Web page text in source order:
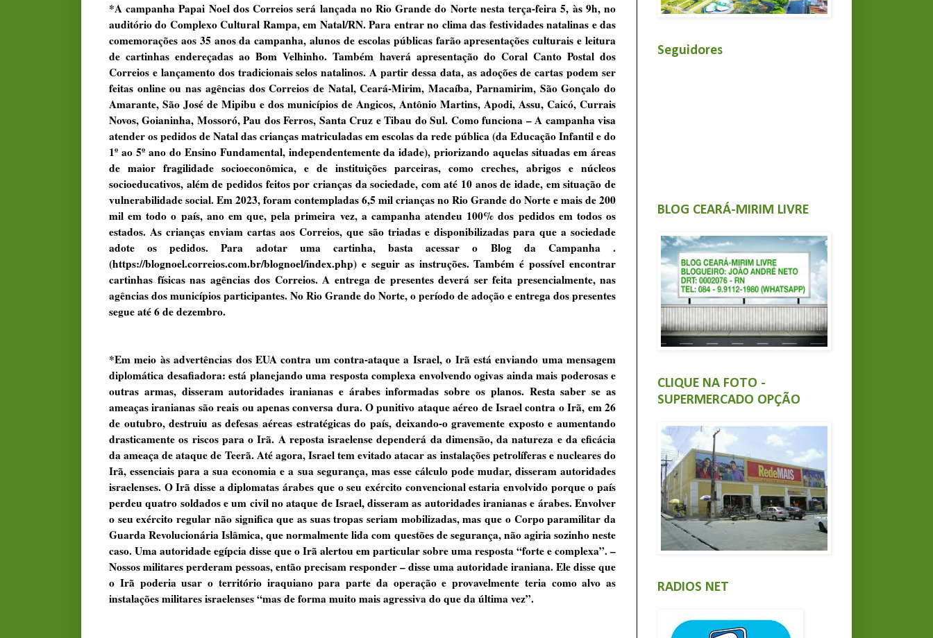
*A campanha Papai Noel dos Correios será lançada no Rio Grande do Norte nesta terça-feira 5, às 9h, no
auditório do Complexo Cultural Rampa, em Natal/RN. Para entrar no clima das festividades natalinas e das
comemorações aos 35 anos da campanha, alunos de escolas públicas farão apresentações culturais e leitura
de cartinhas endereçadas ao Bom Velhinho. Também haverá apresentação do Coral Canto Postal dos
Correios e lançamento dos tradicionais selos natalinos. A partir dessa data, as adoções de cartas podem ser
feitas online ou nas agências dos Correios de Natal, Ceará-Mirim, Macaíba, Parnamirim, São Gonçalo do
Amarante, São José de Mipibu e dos municípios de Angicos, Antônio Martins, Apodi, Assu, Caicó, Currais
Novos, Goianinha, Mossoró, Pau dos Ferros, Santa Cruz e Tibau do Sul. Como funciona – A campanha visa
atender os pedidos de Natal das crianças matriculadas em escolas da rede pública (da Educação Infantil e do
1º ao 5º ano do Ensino Fundamental, independentemente da idade), priorizando aquelas situadas em áreas
de maior fragilidade socioeconômica, e de instituições parceiras, como creches, abrigos e núcleos
socioeducativos, além de pedidos feitos por crianças da sociedade, com até 10 anos de idade, em situação de
vulnerabilidade social. Em 2023, foram contempladas 6,5 mil crianças no Rio Grande do Norte e mais de 200
mil em todo o país, ano em que, pela primeira vez, a campanha atendeu 100% dos pedidos em todos os
estados. As crianças enviam cartas aos Correios, que são triadas e disponibilizadas para que a sociedade
adote os pedidos. Para adotar uma cartinha, basta acessar o Blog da Campanha .
(https://blognoel.correios.com.br/blognoel/index.php) e seguir as instruções. Também é possível encontrar
cartinhas físicas nas agências dos Correios. A entrega de presentes deverá ser feita presencialmente, nas
agências dos municípios participantes. No Rio Grande do Norte, o período de adoção e entrega dos presentes
segue até 6 de dezembro.
*Em meio às advertências dos EUA contra um contra-ataque a Israel, o Irã está enviando uma mensagem
diplomática desafiadora: está planejando uma resposta complexa envolvendo ogivas ainda mais poderosas e
outras armas, disseram autoridades iranianas e árabes informadas sobre os planos. Resta saber se as
ameaças iranianas são reais ou apenas conversa dura. O punitivo ataque aéreo de Israel contra o Irã, em 26
de outubro, destruiu as defesas aéreas estratégicas do país, deixando-o gravemente exposto e aumentando
drasticamente os riscos para o Irã. A reposta israelense dependerá da dimensão, da natureza e da eficácia
da ameaça de ataque de Teerã. Até agora, Israel tem evitado atacar as instalações petrolíferas e nucleares do
Irã, essenciais para a sua economia e a sua segurança, mas esse cálculo pode mudar, disseram autoridades
israelenses. O Irã disse a diplomatas árabes que o seu exército convencional estaria envolvido porque o país
perdeu quatro soldados e um civil no ataque de Israel, disseram as autoridades iranianas e árabes. Envolver
o seu exército regular não significa que as suas tropas seriam mobilizadas, mas que o Corpo paramilitar da
Guarda Revolucionária Islâmica, que normalmente lida com questões de segurança, não agiria sozinho neste
caso. Uma autoridade egípcia disse que o Irã alertou em particular sobre uma resposta “forte e complexa”. –
Nossos militares perderam pessoas, então precisam responder – disse uma autoridade iraniana. Ele disse que
o Irã poderia usar o território iraquiano para parte da operação e provavelmente teria como alvo as
instalações militares israelenses “mas de forma muito mais agressiva do que da última vez”.
Seguidores
BLOG CEARÁ-MIRIM LIVRE
CLIQUE NA FOTO -
SUPERMERCADO OPÇÃO
RADIOS NET